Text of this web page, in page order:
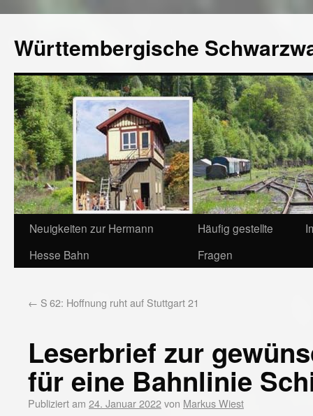
Württembergische
Neuigkeiten zur Hermann
Hesse Bahn
Häufig gestellte
Fragen
← S 62: Hoffnung ruht auf Stuttgart 21
Leserbrief zur
für eine Bahnlinie
Publiziert am 24. Januar 2022von Markus Wiest